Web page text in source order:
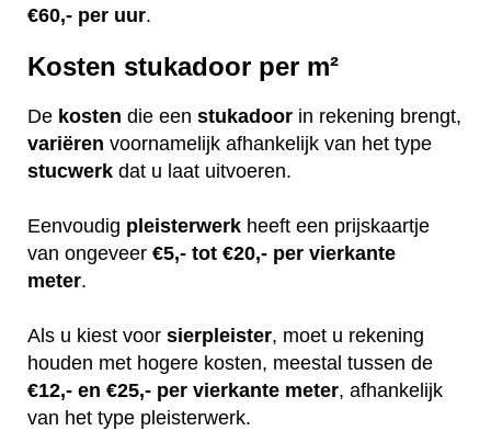
€60,- per uur.
Kosten stukadoor per m²
De kosten die een stukadoor in rekening brengt,
variëren voornamelijk afhankelijk van het type
stucwerk dat u laat uitvoeren.
Eenvoudig pleisterwerk heeft een prijskaartje
van ongeveer €5,- tot €20,- per vierkante
meter.
Als u kiest voor sierpleister, moet u rekening
houden met hogere kosten, meestal tussen de
€12,- en €25,- per vierkante meter, afhankelijk
van het type pleisterwerk.